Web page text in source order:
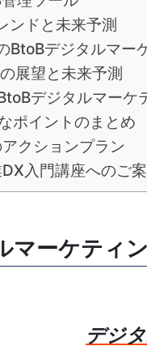
ンドと未来予測
BtoBデジタルマー
展望と未来予測
デジタルマーケ
ポイントのまとめ
クションプラン
入門講座へのご
マーケティ
デジ